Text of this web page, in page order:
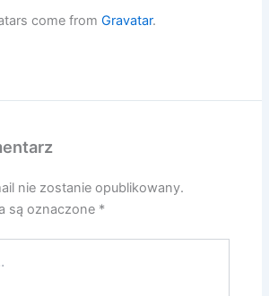
come fromGravatar.
nie zostanie opublikowany.
są oznaczone *